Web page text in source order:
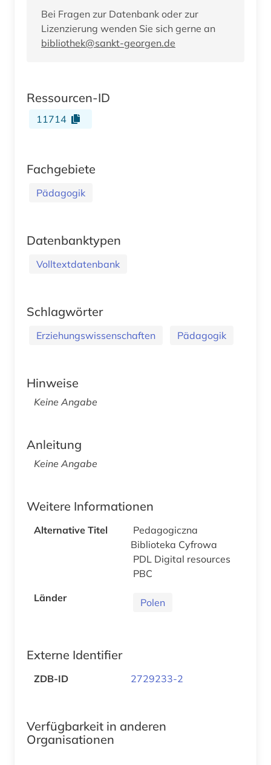
Bei Fragen zur Datenbank oder zur
Lizenzierung wenden Sie sich gerne an
bibliothek@sankt-georgen.de
Ressourcen-ID
11714
Fachgebiete
Pädagogik
Datenbanktypen
Volltextdatenbank
Schlagwörter
Erziehungswissenschaften Pädagogik
Hinweise
Keine Angabe
Anleitung
Keine Angabe
Weitere Informationen
Alternative Titel
Pedagogiczna
Biblioteka Cyfrowa
PDL Digital resources
PBC
Länder
Polen
Externe Identifier
ZDB-ID 2729233-2
Verfügbarkeit in anderen
Organisationen